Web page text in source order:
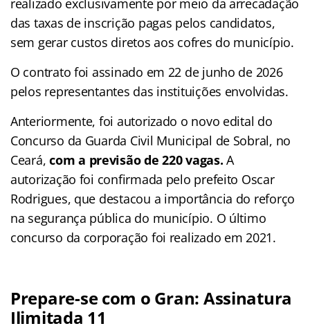
realizado exclusivamente por meio da arrecadação
das taxas de inscrição pagas pelos candidatos,
sem gerar custos diretos aos cofres do município.
O contrato foi assinado em 22 de junho de 2026
pelos representantes das instituições envolvidas.
Anteriormente, foi autorizado o novo edital do
Concurso da Guarda Civil Municipal de Sobral, no
Ceará,com a previsão de 220 vagas. A
autorização foi confirmada pelo prefeito Oscar
Rodrigues, que destacou a importância do reforço
na segurança pública do município. O último
concurso da corporação foi realizado em 2021.
Prepare-se com o Gran: Assinatura
Ilimitada 11